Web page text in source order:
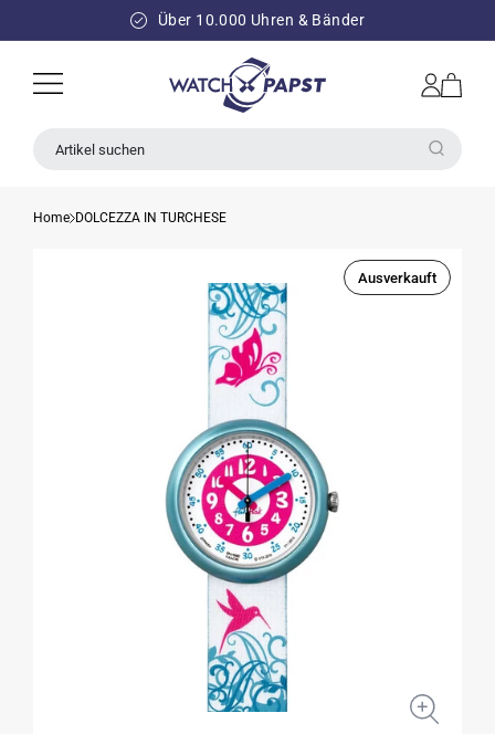
INHALT
Über 10.000 Uhren & Bänder
Einloggen
Warenkorb
Artikel suchen
Home DOLCEZZA IN TURCHESE
Ausverkauft